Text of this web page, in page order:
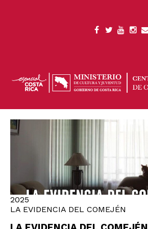
SOCIAL
2025
LA EVIDENCIA DEL COMEJÉN